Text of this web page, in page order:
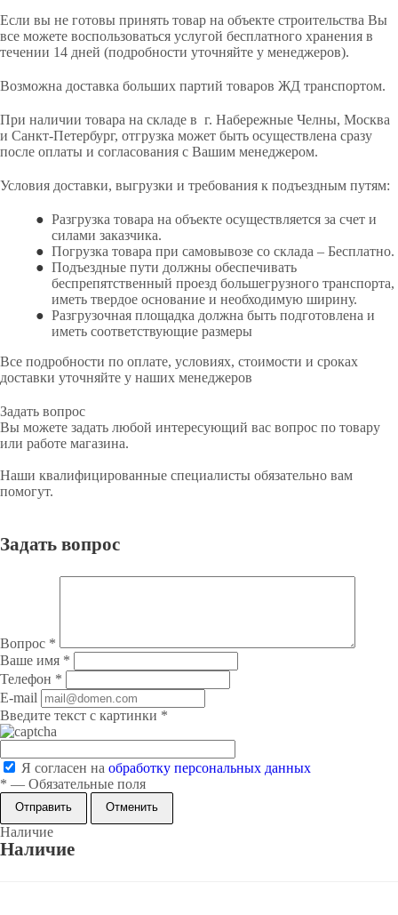
Если вы не готовы принять товар на объекте строительства Вы
все можете воспользоваться услугой бесплатного хранения в
течении 14 дней (подробности уточняйте у менеджеров).
Возможна доставка больших партий товаров ЖД транспортом.
При наличии товара на складе в г. Набережные Челны, Москва
и Санкт-Петербург, отгрузка может быть осуществлена сразу
после оплаты и согласования с Вашим менеджером.
Условия доставки, выгрузки и требования к подъездным путям:
Разгрузка товара на объекте осуществляется за счет и
силами заказчика.
Погрузка товара при самовывозе со склада – Бесплатно.
Подъездные пути должны обеспечивать
беспрепятственный проезд большегрузного транспорта,
иметь твердое основание и необходимую ширину.
Разгрузочная площадка должна быть подготовлена и
иметь соответствующие размеры
Все подробности по оплате, условиях, стоимости и сроках
доставки уточняйте у наших менеджеров
Задать вопрос
Вы можете задать любой интересующий вас вопрос по товару
или работе магазина.
Наши квалифицированные специалисты обязательно вам
помогут.
Задать вопрос
Вопрос *
Ваше имя *
Телефон *
E-mail
Введите текст с картинки *
Я согласен на обработку персональных данных
* — Обязательные поля
Отменить
Наличие
Наличие